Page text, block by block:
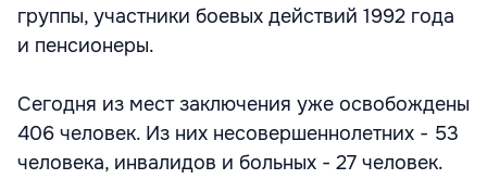
группы, участники боевых действий 1992 года
и пенсионеры.
Сегодня из мест заключения уже освобождены
406 человек. Из них несовершеннолетних - 53
человека, инвалидов и больных - 27 человек.